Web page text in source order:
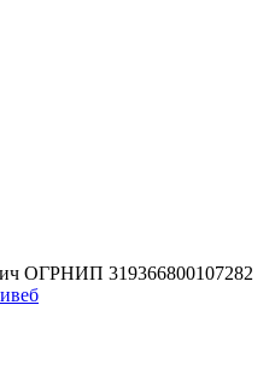
ОГРНИП 319366800107282